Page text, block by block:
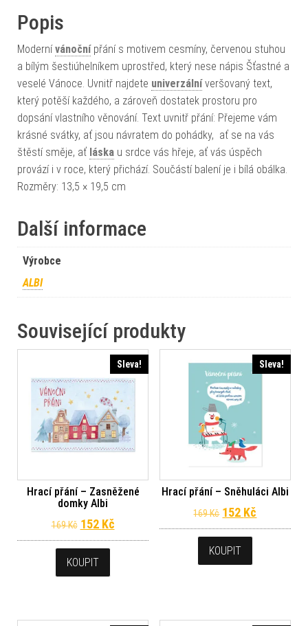
Popis
Modernívánočnípřání s motivem cesmíny, červenou stuhou
a bílým šestiúhelníkem uprostřed, který nese nápis Šťastné a
veselé Vánoce. Uvnitř najdete univerzálníveršovaný text,
který potěší každého, a zároveň dostatek prostoru pro
dopsání vlastního věnování. Text uvnitř přání: Přejeme vám
krásné svátky, ať jsou návratem do pohádky, ať se na vás
štěstí směje, ať láska u srdce vás hřeje, ať vás úspěch
provází i v roce, který přichází. Součástí balení je i bílá obálka.
Rozměry: 13,5 × 19,5 cm
Další informace
Výrobce
ALBI
Související produkty
Sleva!
Hrací přání – Zasněžené
domky Albi
169Kč Původní cena byla: 169 Kč.
152 KčAktuální cena je: 152 Kč.
KOUPIT
Sleva!
Hrací přání – Sněhuláci Albi
169Kč Původní cena
152 Kč
KOUPIT